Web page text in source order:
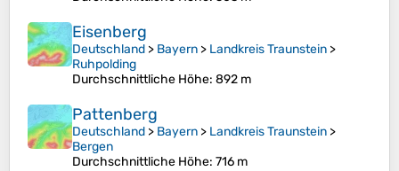
Eisenberg
Deutschland > Bayern > Landkreis Traunstein >
Ruhpolding
Durchschnittliche Höhe: 892 m
Pattenberg
Deutschland > Bayern > Landkreis Traunstein >
Bergen
Durchschnittliche Höhe: 716 m